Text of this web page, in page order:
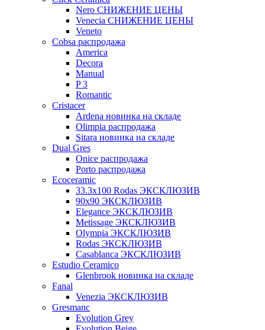
Nero СНИЖЕНИЕ ЦЕНЫ
Venecia СНИЖЕНИЕ ЦЕНЫ
Veneto
Cobsa распродажа
America
Decora
Manual
P 3
Romantic
Cristacer
Ardena новинка на складе
Olimpia распродажа
Sitara новинка на складе
Dual Gres
Onice распродажа
Porto распродажа
Ecoceramic
33.3х100 Rodas ЭКСКЛЮЗИВ
90x90 ЭКСКЛЮЗИВ
Elegance ЭКСКЛЮЗИВ
Metissage ЭКСКЛЮЗИВ
Olympia ЭКСКЛЮЗИВ
Rodas ЭКСКЛЮЗИВ
Сasablanca ЭКСКЛЮЗИВ
Estudio Ceramico
Glenbrook новинка на складе
Fanal
Venezia ЭКСКЛЮЗИВ
Gresmanc
Evolution Grey